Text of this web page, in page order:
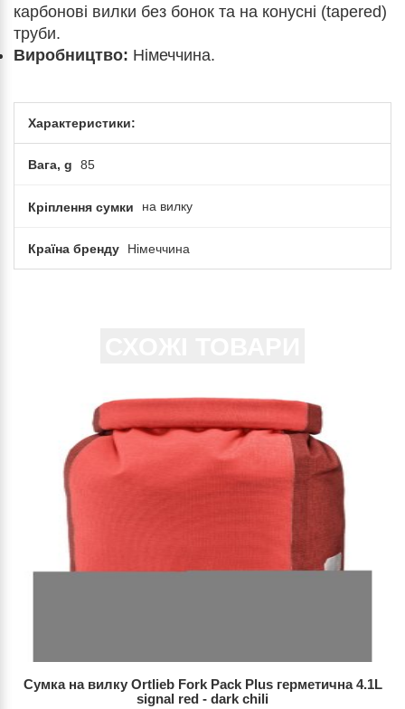
карбонові вилки без бонок та на конусні (tapered)
труби.
Виробництво: Німеччина.
Характеристики:
Вага, g 85
Кріплення сумки на вилку
Країна бренду Німеччина
Сумка на вилку Ortlieb Fork Pack Plus герметична 4.1L
signal red - dark chili